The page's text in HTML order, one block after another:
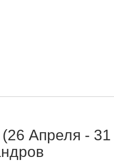
Апреля - 31